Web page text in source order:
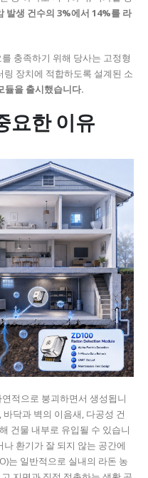
발생 건수의 3%에서 14%를 라
충족하기 위해 당사는 고정형
장치에 적합하도록 설계된 소
듈을 출시했습니다.
요한 이유
적으로 붕괴하면서 생성됩니
닥과 벽의 이음새, 다공성 건
건물 내부로 유입될 수 있습니
환기가 잘 되지 않는 공간에
는 일반적으로 실내의 라돈 농